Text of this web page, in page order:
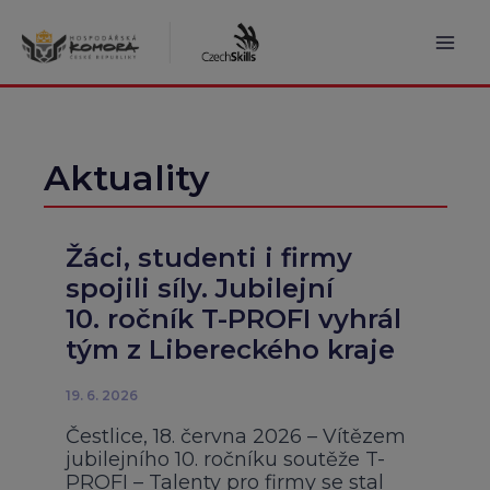
obsah
Aktuality
Žáci, studenti i firmy
spojili síly. Jubilejní
10. ročník T-PROFI vyhrál
tým z Libereckého kraje
19. 6. 2026
Čestlice, 18. června 2026 – Vítězem
jubilejního 10. ročníku soutěže T-
PROFI – Talenty pro firmy se stal